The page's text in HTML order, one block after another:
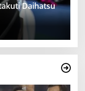
Daihatsu